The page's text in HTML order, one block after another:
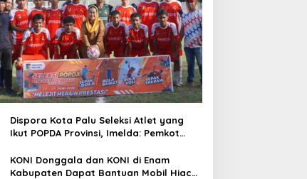
Dispora Kota Palu Seleksi Atlet yang
Ikut POPDA Provinsi, Imelda: Pemkot
Olahraga Pelajar
KONI Donggala dan KONI di Enam
Kabupaten Dapat Bantuan Mobil Hiace